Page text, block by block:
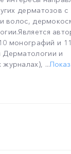
дерматозов с
волос,
монографий и 11
Дерматологии и
...